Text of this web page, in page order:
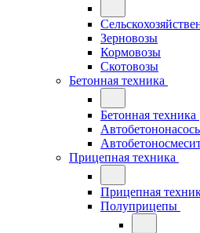
Зерновозы
Кормовозы
Скотовозы
Бетонная техника
Бетонная техника
Прицепная техника
Прицепная
Полуприцепы